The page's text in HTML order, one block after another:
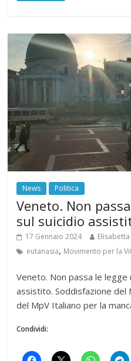
News Politica
Veneto. Non
sul suicidio
17 Gennaio 2024
eutanasia, Movimento per la
Veneto. Non passa le legge
assistito. Soddisfazione del
del MpV Italiano per la
Condividi: